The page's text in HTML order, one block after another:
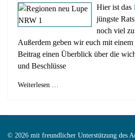
Hier ist das
jüngste
noch viel
Außerdem geben wir euch mit
Beitrag einen Überblick über die
und Beschlüsse
Weiterlesen …
© 2026 mit freundlicher Unterstützung des